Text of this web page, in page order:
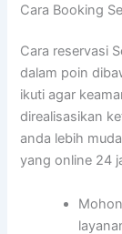
Cara Booking
Cara reservasi
dalam poin
ikuti agar
direalisasikan
anda lebih
yang online 24